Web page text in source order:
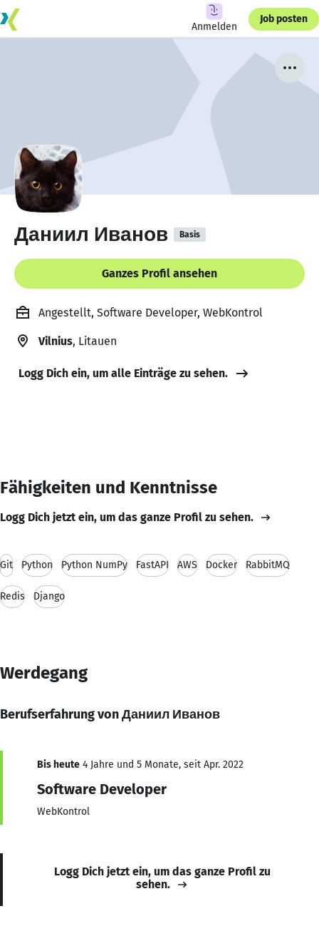
Anmelden
Job posten
Даниил Иванов Basis
Ganzes Profil ansehen
Angestellt, Software Developer, WebKontrol
Vilnius, Litauen
Logg Dich ein, um alle Einträge zu sehen.
Fähigkeiten und Kenntnisse
Logg Dich jetzt ein, um das ganze Profil zu sehen.
Git Python Python NumPy FastAPI AWS Docker RabbitMQ
Redis Django
Werdegang
Berufserfahrung von Даниил Иванов
Bis heute 4 Jahre und 5 Monate, seit Apr. 2022
Software Developer
WebKontrol
Logg Dich jetzt ein, um das ganze Profil zu
sehen.